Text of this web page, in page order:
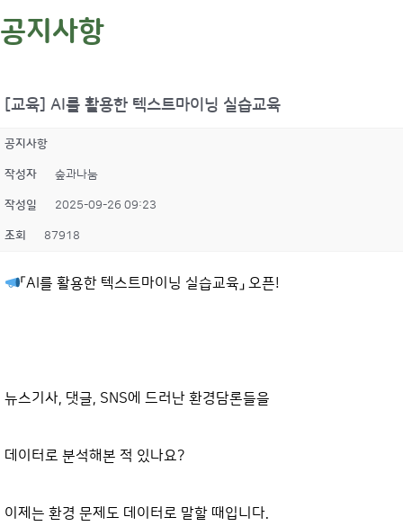
공지사항
[교육] AI를 활용한 텍스트마이닝 실습교육
공지사항
작성자 숲과나눔
작성일 2025-09-26 09:23
조회 87918
「AI를 활용한 텍스트마이닝 실습교육」 오픈!
뉴스기사, 댓글, SNS에 드러난 환경담론들을
데이터로 분석해본 적 있나요?
이제는 환경 문제도 데이터로 말할 때입니다.